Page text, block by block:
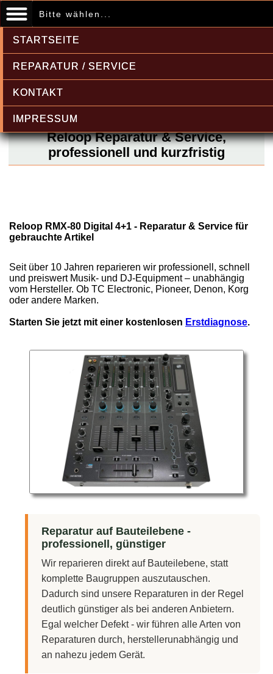
Bitte wählen...
STARTSEITE
REPARATUR / SERVICE
KONTAKT
IMPRESSUM
Reloop Reparatur & Service,
professionell und kurzfristig
Reloop RMX-80 Digital 4+1 - Reparatur & Service für
gebrauchte Artikel
Seit über 10 Jahren reparieren wir professionell, schnell
und preiswert Musik- und DJ-Equipment – unabhängig
vom Hersteller. Ob TC Electronic, Pioneer, Denon, Korg
oder andere Marken.
Starten Sie jetzt mit einer kostenlosen Erstdiagnose.
Reparatur auf Bauteilebene -
professionell, günstiger
Wir reparieren direkt auf Bauteilebene, statt
komplette Baugruppen auszutauschen.
Dadurch sind unsere Reparaturen in der Regel
deutlich günstiger als bei anderen Anbietern.
Egal welcher Defekt - wir führen alle Arten von
Reparaturen durch, herstellerunabhängig und
an nahezu jedem Gerät.